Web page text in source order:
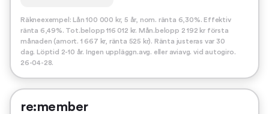
Räkneexempel: Lån 100 000 kr, 5 år, nom. ränta 6,30%. Effektiv
ränta 6,49%. Tot.belopp 116 012 kr. Mån.belopp 2 192 kr första
månaden (amort. 1 667 kr, ränta 525 kr). Ränta justeras var 30
dag. Löptid 2-10 år. Ingen uppläggn.avg. eller aviavg. vid autogiro.
26-04-28.
re:member